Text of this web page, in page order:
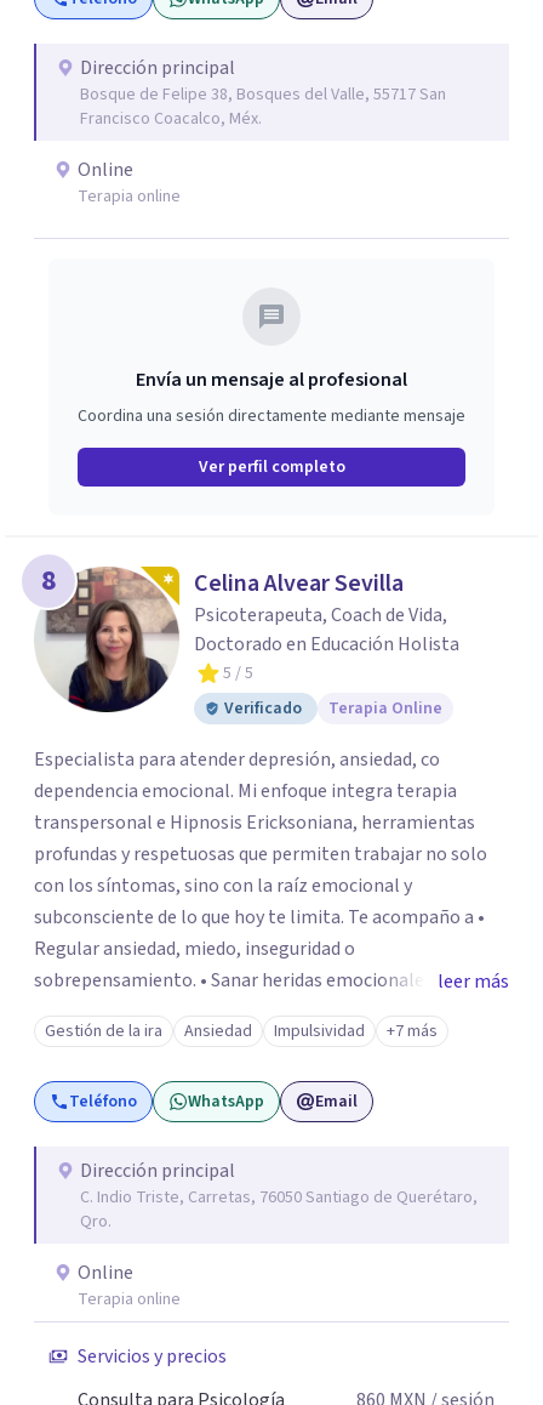
adolescentes y adultos, situaciones de duelo o pérdidas
significativas. Mi objetivo es brindar un espacio seguro,
empático y de confianza, donde cada persona pueda
expresar lo que está viviendo y encontrar herramientas
para comprenderse mejor y afrontar sus desafíos.
Acompaño procesos de desarrollo personal,
fortalecimiento de habilidades emocionales y
construcción de recursos para mejorar la calidad de vida.
Dirección principal
Bosque de Felipe 38, Bosques del Valle, 55717 San
Francisco Coacalco, Méx.
Online
Terapia online
Envía un mensaje al profesional
Coordina una sesión directamente mediante mensaje
Ver perfil completo
8 Celina Alvear Sevilla
Psicoterapeuta, Coach de Vida,
Doctorado en Educación Holista
5 / 5
Verificado
Terapia Online
Especialista para atender depresión, ansiedad, co
dependencia emocional. Mi enfoque integra terapia
transpersonal e Hipnosis Ericksoniana, herramientas
profundas y respetuosas que permiten trabajar no solo
con los síntomas, sino con la raíz emocional y
subconsciente de lo que hoy te limita. Te acompaño a •
Regular ansiedad, miedo, inseguridad o
sobrepensamiento. • Sanar heridas emocionales y
fortalecer tu autoestima. . Comprender por qué repites
ciertos patrones o emociones. Puedes superar lo que te
preocupa y lograr tus objetivos más pronto de lo que
imaginas. Contáctame por Wahtsapp. Puedo ayudarte.
leer más
Gestión de la ira Ansiedad Impulsividad +7 más
Teléfono WhatsApp Email
Dirección principal
C. Indio Triste, Carretas, 76050 Santiago de Querétaro,
Qro.
Online
Terapia online
Servicios y precios